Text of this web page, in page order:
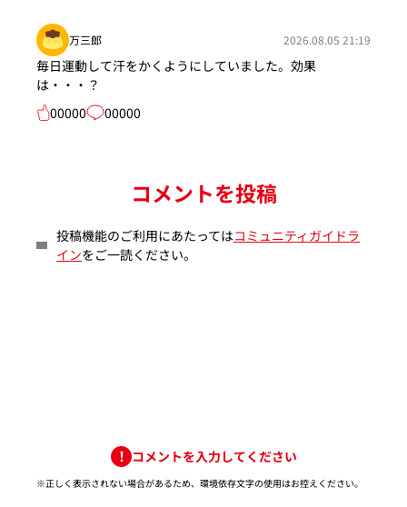
万三郎 2026.08.05 21:19
毎日運動して汗をかくようにしていました。効果
は・・・？
00000
00000
コメントを投稿
投稿機能のご利用にあたってはコミュニティガイドラ
インをご一読ください。
コメントを入力してください
※正しく表示されない場合があるため、環境依存文字の使用はお控えください。​